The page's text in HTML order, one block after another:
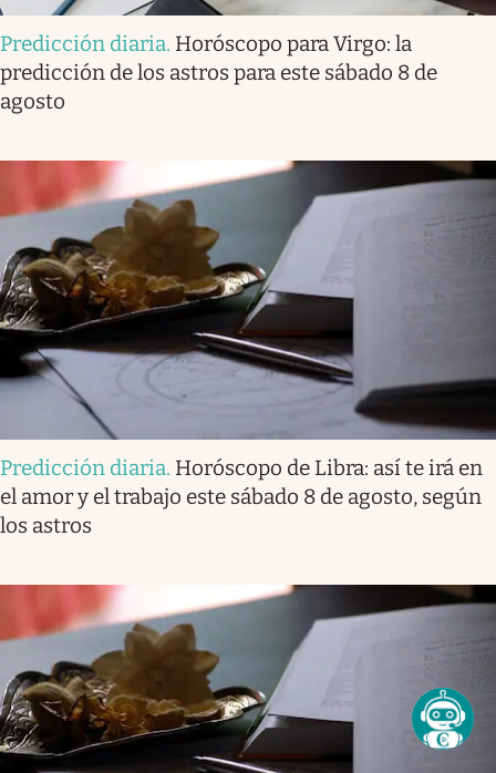
Predicción diaria. Horóscopo para Virgo: la
predicción de los astros para este sábado 8 de
agosto
Predicción diaria. Horóscopo de Libra: así te irá en
el amor y el trabajo este sábado 8 de agosto, según
los astros